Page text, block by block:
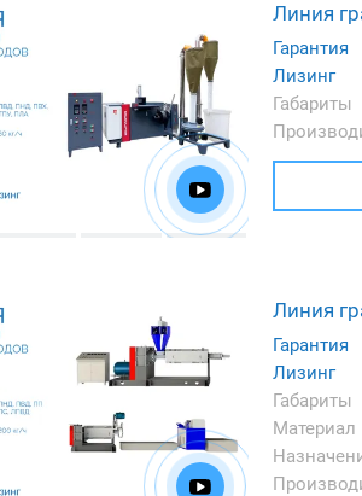
Линия
Гарантия
Лизинг
Габариты
Линия
Гарантия
Лизинг
Габариты
Материал